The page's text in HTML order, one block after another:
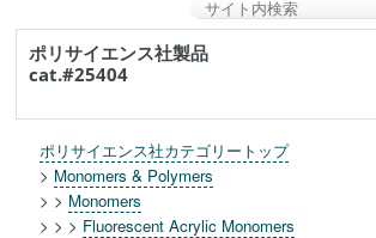
ポリサイエンス社製品
cat.#25404
ポリサイエンス社カテゴリートップ
> Monomers & Polymers
> > Monomers
> > > Fluorescent Acrylic Monomers